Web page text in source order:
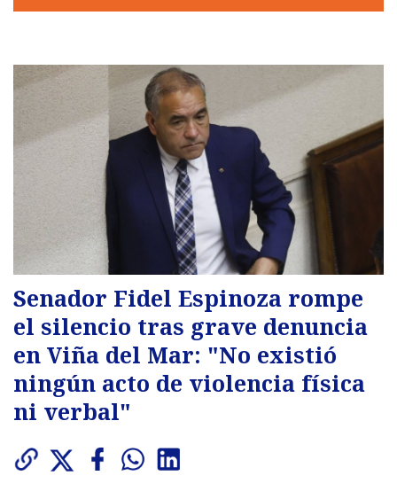
Senador Fidel Espinoza rompe
el silencio tras grave denuncia
en Viña del Mar: "No existió
ningún acto de violencia física
ni verbal"